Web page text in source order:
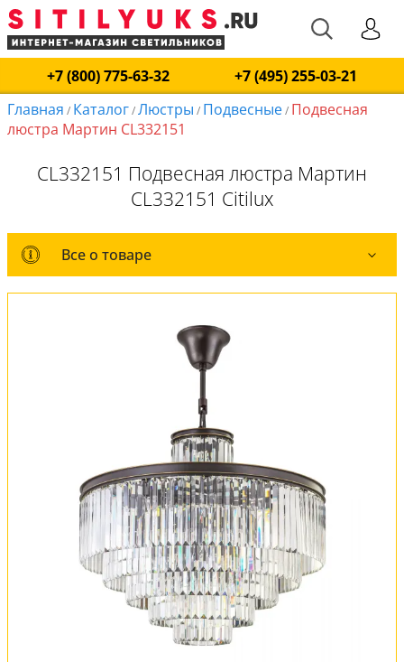
+7 (800) 775-63-32
+7 (495) 255-03-21
Главная / Каталог/Люстры / Подвесные/ Подвесная
люстра Мартин CL332151
CL332151 Подвесная люстра Мартин
CL332151 Citilux
Все о товаре
Все о товаре
Комплект лампочек
Оплата и доставка
Обмен и возврат
Установка
FAQ